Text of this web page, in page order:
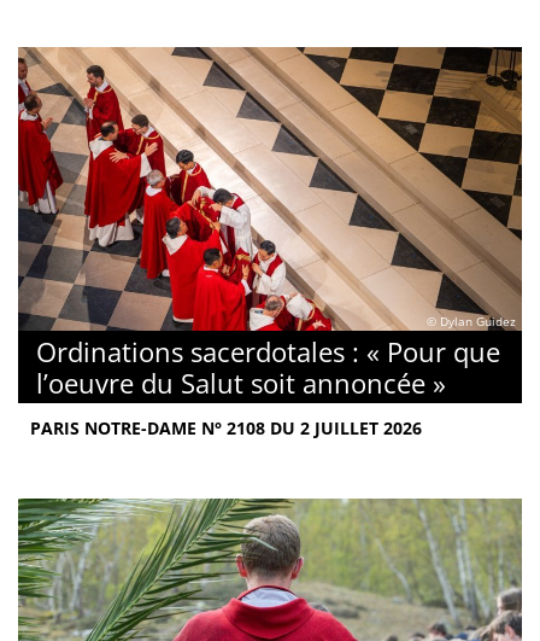
© Dylan Guidez
Ordinations sacerdotales : « Pour que
l’oeuvre du Salut soit annoncée »
PARIS NOTRE-DAME N° 2108 DU 2 JUILLET 2026